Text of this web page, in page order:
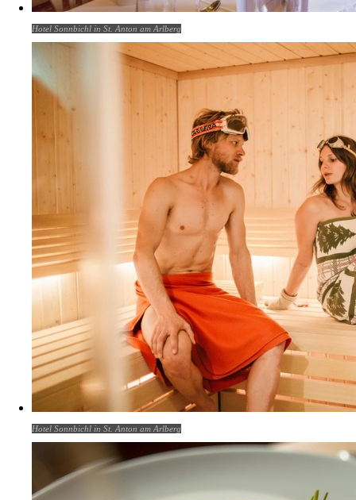
Hotel Sonnbichl in St. Anton am Arlberg
Hotel Sonnbichl in St. Anton am Arlberg